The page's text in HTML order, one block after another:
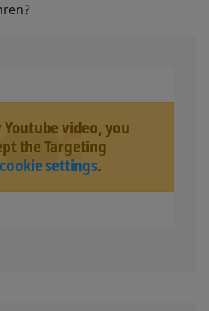
Youtube video, you
the Targeting
cookie settings.